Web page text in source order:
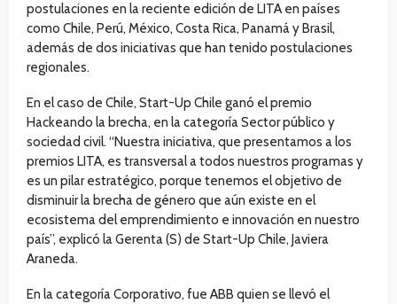
postulaciones en la reciente edición de LITA en países
como Chile, Perú, México, Costa Rica, Panamá y Brasil,
además de dos iniciativas que han tenido postulaciones
regionales.
En el caso de Chile, Start-Up Chile ganó el premio
Hackeando la brecha, en la categoría Sector público y
sociedad civil. “Nuestra iniciativa, que presentamos a los
premios LITA, es transversal a todos nuestros programas y
es un pilar estratégico, porque tenemos el objetivo de
disminuir la brecha de género que aún existe en el
ecosistema del emprendimiento e innovación en nuestro
país”, explicó la Gerenta (S) de Start-Up Chile, Javiera
Araneda.
En la categoría Corporativo, fue ABB quien se llevó el